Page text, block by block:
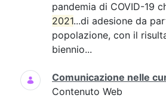
pandemia di COVID-19
2021...di adesione da
popolazione, con il
biennio...
Comunicazione nelle
Contenuto Web